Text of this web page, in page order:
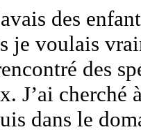
des
je voulais
des
J’ai
dans le